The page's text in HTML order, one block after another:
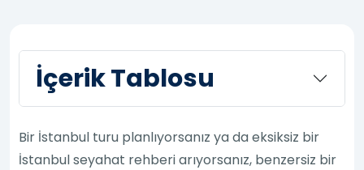
İçerik Tablosu
Bir İstanbul turu planlıyorsanız ya da eksiksiz bir
İstanbul seyahat rehberi arıyorsanız, benzersiz bir